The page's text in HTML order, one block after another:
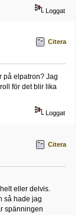
Loggat
Citera
på elpatron? Jag
för det blir lika
Loggat
Citera
eller delvis.
så hade jag
spänningen